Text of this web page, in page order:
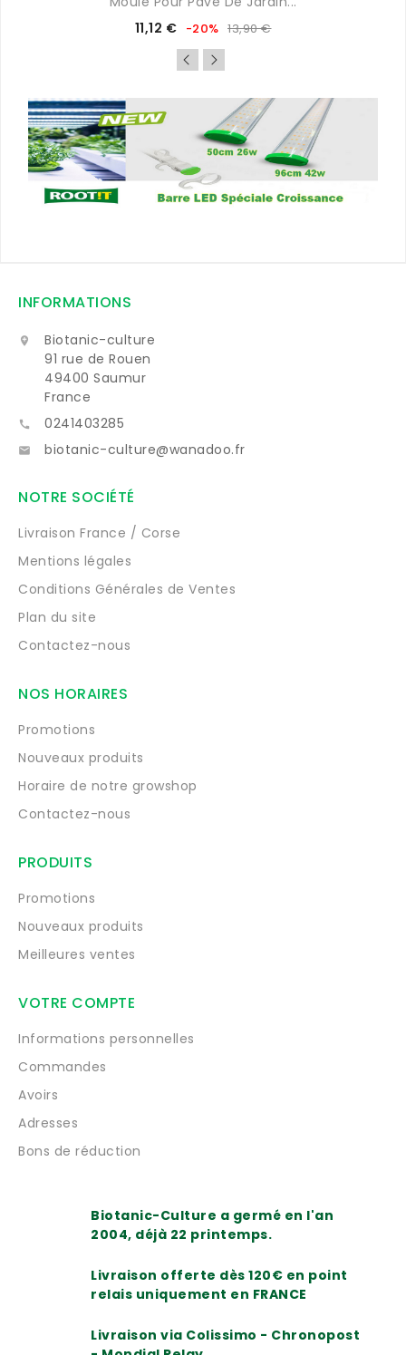
Prix
11,12 € Prix
de
base
-20% 13,90 €
INFORMATIONS

Biotanic-culture
91 rue de Rouen
49400 Saumur
France
 0241403285
 biotanic-culture@wanadoo.fr
NOTRE SOCIÉTÉ
Livraison France / Corse
Mentions légales
Conditions Générales de Ventes
Plan du site
Contactez-nous
NOS HORAIRES
Promotions
Nouveaux produits
Horaire de notre growshop
Contactez-nous
PRODUITS
Promotions
Nouveaux produits
Meilleures ventes
VOTRE COMPTE
Informations personnelles
Commandes
Avoirs
Adresses
Bons de réduction
Biotanic-Culture a germé en l'an
2004, déjà 22 printemps.
Livraison offerte dès 120€ en point
relais uniquement en FRANCE
Livraison via Colissimo - Chronopost